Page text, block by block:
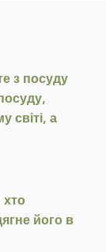
з посуду
світі, а
його в